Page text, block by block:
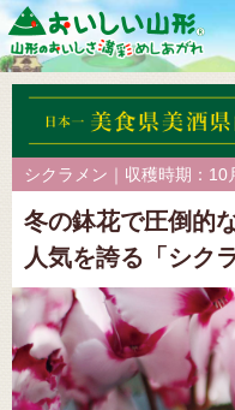
シクラメン｜収穫時期：10
冬の鉢花で圧倒的
人気を誇る「シク